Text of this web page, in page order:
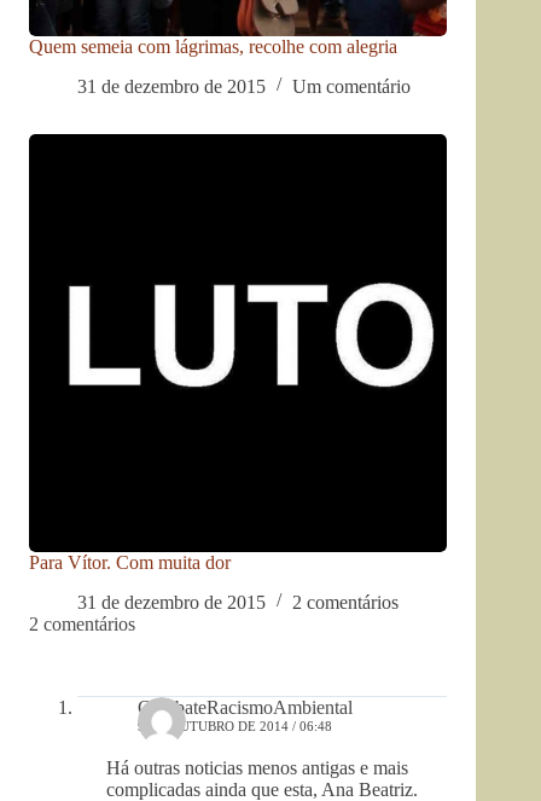
Quem semeia com lágrimas, recolhe com alegria
31 de dezembro de 2015
Um comentário
Para Vítor. Com muita dor
31 de dezembro de 2015
2 comentários
2 comentários
CombateRacismoAmbiental
9 DE OUTUBRO DE 2014 / 06:48
Há outras noticias menos antigas e mais
complicadas ainda que esta, Ana Beatriz.